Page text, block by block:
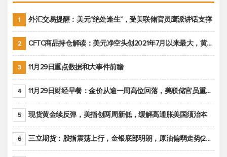
1 外汇交易提醒：美元“绝处逢生”，受美联储官员鹰派讲话支撑
2 CFTC商品持仓解读：美元净空头创2021年7月以来最大，黄金期货投机性净多头头寸减少
3 11月29日重点数据和大事件前瞻
4 11月29日财经早餐：金价从逾一周高位回落，美联储官员重申鹰派立场推动美元回升
5 现货黄金续反弹，美指创两周新低，缓解高通胀美国须治本
6 三立期货：股指震荡上行，金银底部明朗，原油偏弱走势(20221128收评)